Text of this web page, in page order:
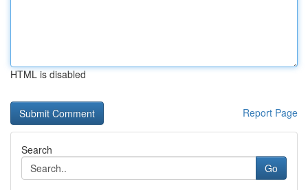
HTML is disabled
Report Page
Search
Go